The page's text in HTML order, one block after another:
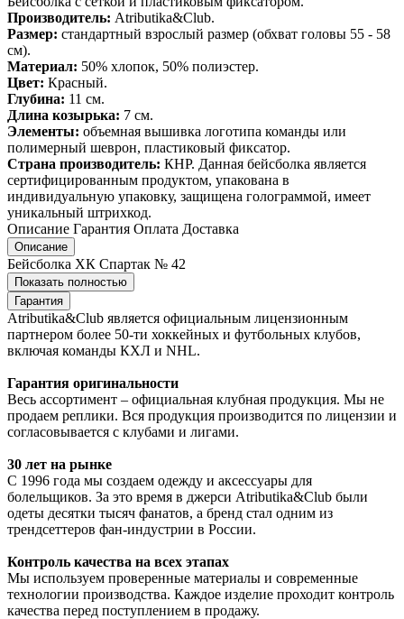
Производитель: Atributika&Club.
Размер: стандартный взрослый размер (обхват головы 55 - 58
см).
Материал: 50% хлопок, 50% полиэстер.
Цвет: Красный.
Глубина: 11 см.
Длина козырька: 7 см.
Элементы: объемная вышивка логотипа команды или
полимерный шеврон, пластиковый фиксатор.
Страна производитель: КНР. Данная бейсболка является
сертифицированным продуктом, упакована в
индивидуальную упаковку, защищена голограммой, имеет
уникальный штрихкод.
Описание Гарантия Оплата Доставка
Описание
Бейсболка ХК Спартак № 42
Показать полностью
Гарантия
Atributika&Club является официальным лицензионным
партнером более 50-ти хоккейных и футбольных клубов,
включая команды КХЛ и NHL.
Гарантия оригинальности
Весь ассортимент – официальная клубная продукция. Мы не
продаем реплики. Вся продукция производится по лицензии и
согласовывается с клубами и лигами.
30 лет на рынке
С 1996 года мы создаем одежду и аксессуары для
болельщиков. За это время в джерси Atributika&Club были
одеты десятки тысяч фанатов, а бренд стал одним из
трендсеттеров фан-индустрии в России.
Контроль качества на всех этапах
Мы используем проверенные материалы и современные
технологии производства. Каждое изделие проходит контроль
качества перед поступлением в продажу.